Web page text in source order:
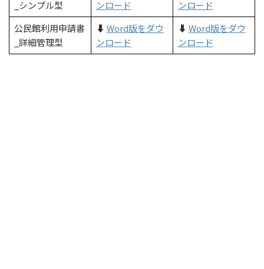
_シンプル型 ンロード
ンロード
公民館利用申請書
_詳細管理型
⬇️ Word版をダウ
ンロード
⬇️ Word版をダウ
ンロード